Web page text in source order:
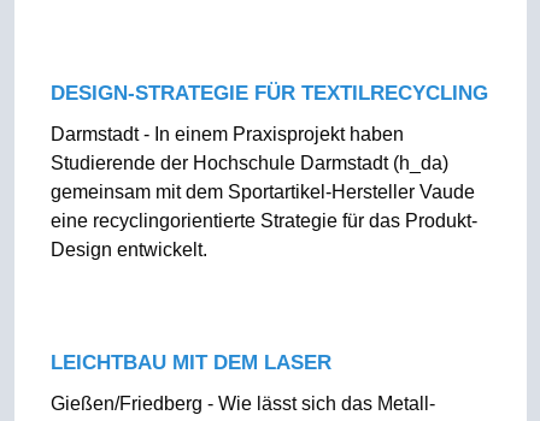
DESIGN-STRATEGIE FÜR TEXTILRECYCLING
Darmstadt - In einem Praxisprojekt haben
Studierende der Hochschule Darmstadt (h_da)
gemeinsam mit dem Sportartikel-Hersteller Vaude
eine recyclingorientierte Strategie für das Produkt-
Design entwickelt.
LEICHTBAU MIT DEM LASER
Gießen/Friedberg - Wie lässt sich das Metall-